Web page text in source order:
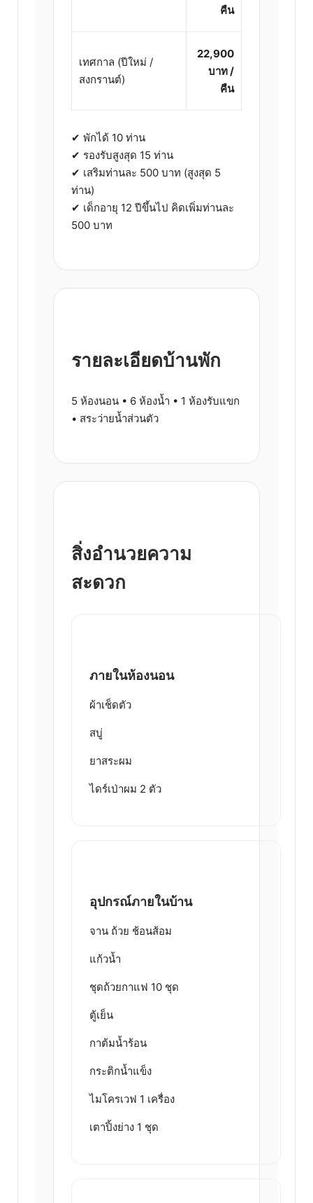
คืน
เทศกาล (ปีใหม่ /
สงกรานต์)
22,900
บาท /
คืน
✔ พักได้ 10 ท่าน
✔ รองรับสูงสุด 15 ท่าน
✔ เสริมท่านละ 500 บาท (สูงสุด 5
ท่าน)
✔ เด็กอายุ 12 ปีขึ้นไป คิดเพิ่มท่านละ
500 บาท
รายละเอียดบ้านพัก
5 ห้องนอน • 6 ห้องน้ำ • 1 ห้องรับแขก
• สระว่ายน้ำส่วนตัว
สิ่งอำนวยความ
สะดวก
ภายในห้องนอน
ผ้าเช็ดตัว
สบู่
ยาสระผม
ไดร์เป่าผม 2 ตัว
อุปกรณ์ภายในบ้าน
จาน ถ้วย ช้อนส้อม
แก้วน้ำ
ชุดถ้วยกาแฟ 10 ชุด
ตู้เย็น
กาต้มน้ำร้อน
กระติกน้ำแข็ง
ไมโครเวฟ 1 เครื่อง
เตาปิ้งย่าง 1 ชุด